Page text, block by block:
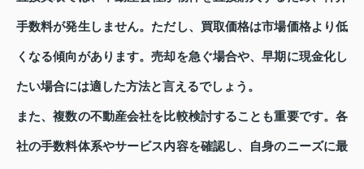
手数料が発生しません。ただし、買取価格は市場価格より低
くなる傾向があります。売却を急ぐ場合や、早期に現金化し
たい場合には適した方法と言えるでしょう。
また、複数の不動産会社を比較検討することも重要です。各
社の手数料体系やサービス内容を確認し、自身のニーズに最